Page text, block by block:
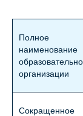
Полное
наименование
организации
Сокращенное